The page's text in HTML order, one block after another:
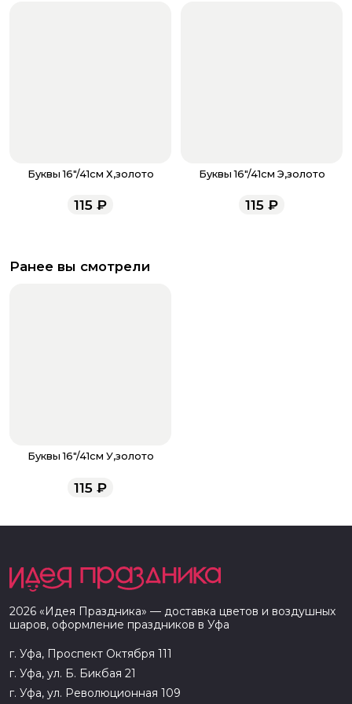
Буквы 16"/41см Х,золото
115 ₽
Буквы 16"/41см Э,золото
115 ₽
Ранее вы смотрели
Буквы 16"/41см У,золото
115 ₽
2026 «Идея Праздника» — доставка цветов и воздушных
шаров, оформление праздников в Уфа
г. Уфа, Проспект Октября 111
г. Уфа, ул. Б. Бикбая 21
г. Уфа, ул. Революционная 109